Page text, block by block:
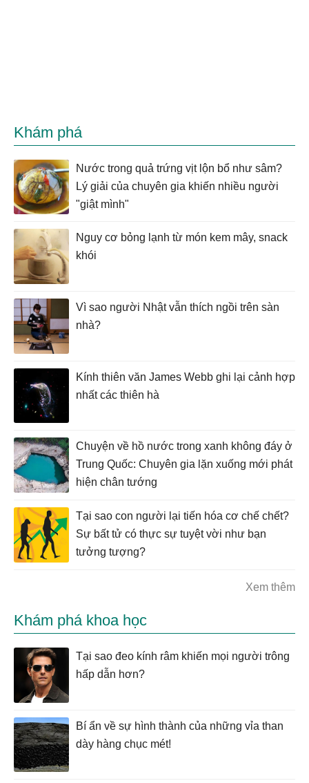
Khám phá
Nước trong quả trứng vịt lộn bổ như sâm?
Lý giải của chuyên gia khiến nhiều người
"giật mình"
Nguy cơ bỏng lạnh từ món kem mây, snack
khói
Vì sao người Nhật vẫn thích ngồi trên sàn
nhà?
Kính thiên văn James Webb ghi lại cảnh hợp
nhất các thiên hà
Chuyện về hồ nước trong xanh không đáy ở
Trung Quốc: Chuyên gia lặn xuống mới phát
hiện chân tướng
Tại sao con người lại tiến hóa cơ chế chết?
Sự bất tử có thực sự tuyệt vời như bạn
tưởng tượng?
Xem thêm
Khám phá khoa học
Tại sao đeo kính râm khiến mọi người trông
hấp dẫn hơn?
Bí ẩn về sự hình thành của những vỉa than
dày hàng chục mét!